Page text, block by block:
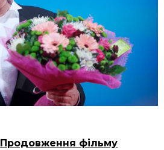
Продовження фільму